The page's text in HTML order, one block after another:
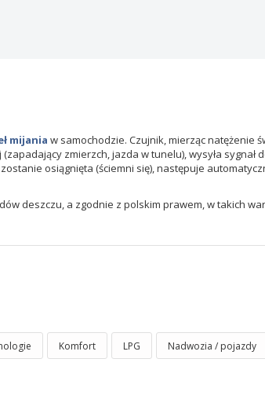
mijania w samochodzie. Czujnik, mierząc natężenie
zmierzch, jazda w tunelu), wysyła sygnał
osiągnięta (ściemni się), następuje
deszczu, a zgodnie z polskim prawem, w takich
Komfort LPG Nadwozia / pojazdy